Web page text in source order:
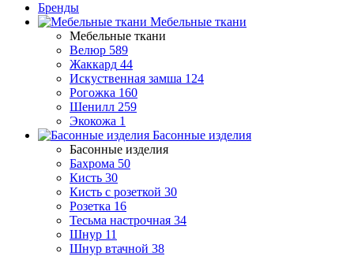
Бренды
Мебельные ткани
Мебельные ткани
Велюр 589
Жаккард 44
Искуственная замша 124
Рогожка 160
Шенилл 259
Экокожа 1
Басонные изделия
Басонные изделия
Бахрома 50
Кисть 30
Кисть с розеткой 30
Розетка 16
Тесьма настрочная 34
Шнур 11
Шнур втачной 38